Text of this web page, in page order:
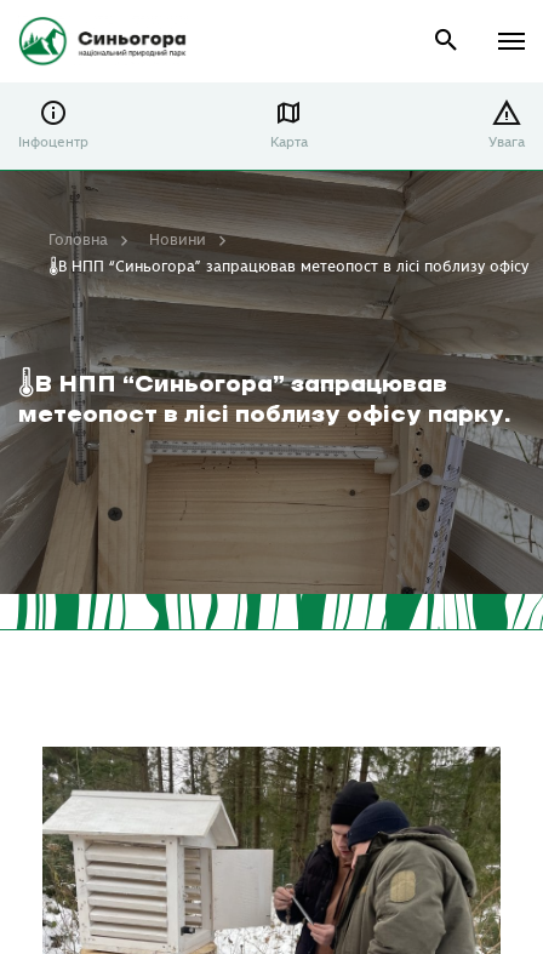
Інфоцентр Карта Увага
🌡В НПП “Синьогора” запрацював
метеопост в лісі поблизу офісу парку.
Головна
Новини
🌡В НПП “Синьогора” запрацював метеопост в лісі поблизу офісу